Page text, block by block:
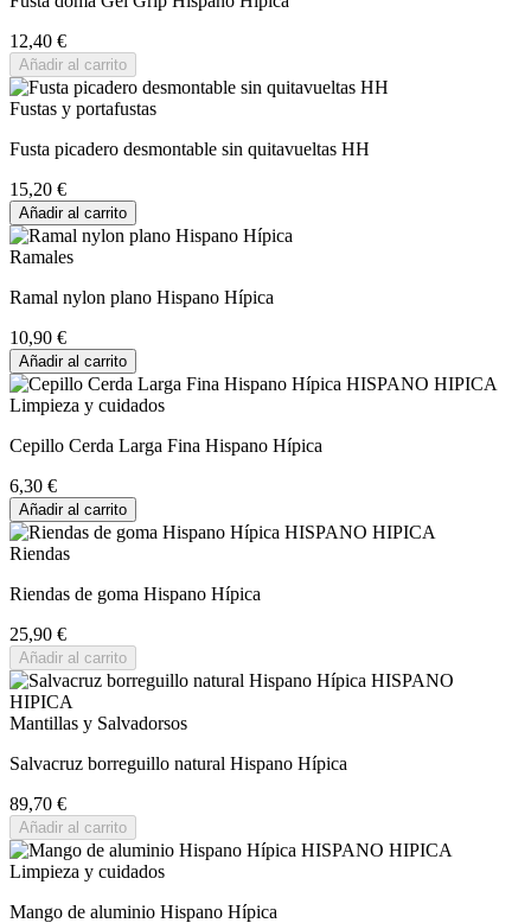
12,40 €
Añadir al carrito
Fustas y portafustas
Fusta picadero desmontable sin quitavueltas HH
15,20 €
Añadir al carrito
Ramales
Ramal nylon plano Hispano Hípica
10,90 €
Añadir al carrito
Limpieza y cuidados
Cepillo Cerda Larga Fina Hispano Hípica
6,30 €
Añadir al carrito
Riendas
Riendas de goma Hispano Hípica
25,90 €
Añadir al carrito
Mantillas y Salvadorsos
Salvacruz borreguillo natural Hispano Hípica
89,70 €
Añadir al carrito
Limpieza y cuidados
Mango de aluminio Hispano Hípica